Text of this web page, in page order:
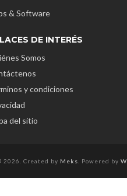
& Software
DE INTERÉS
Somos
y condiciones
del sitio
2026. Created by Meks . Powered by